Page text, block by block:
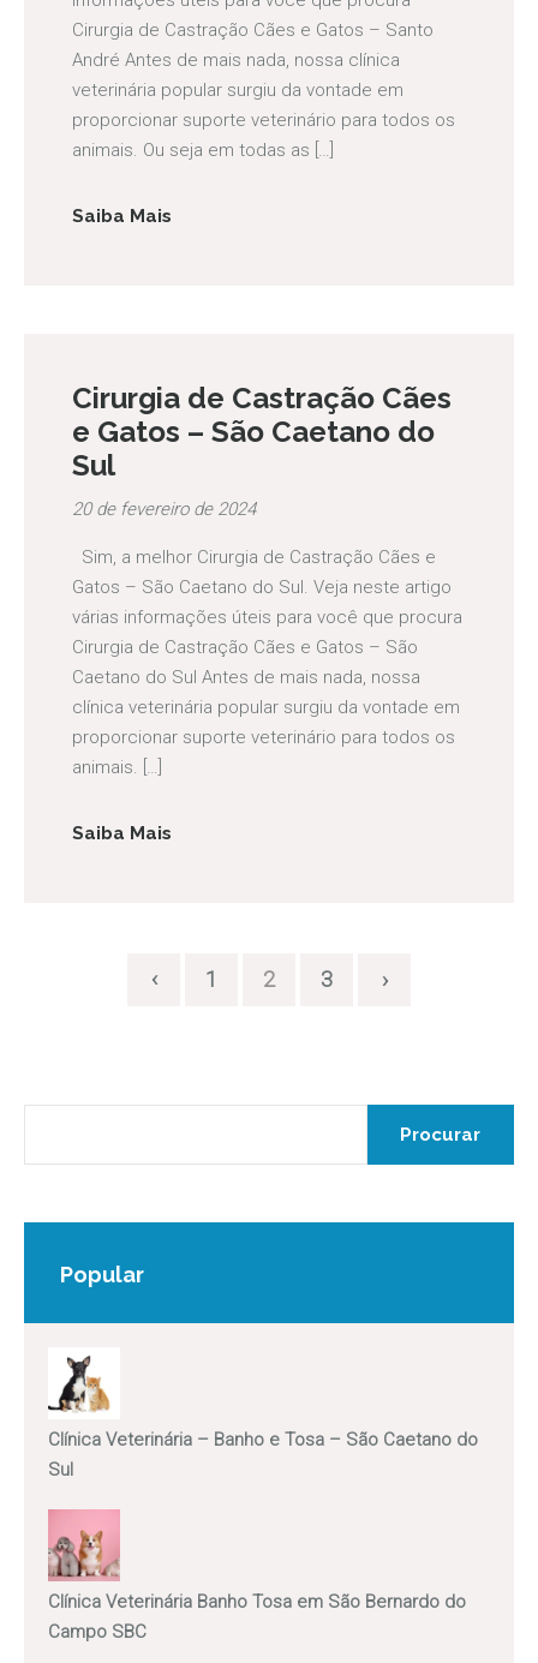
Cirurgia de Castração Cães e Gatos – Santo
André Antes de mais nada, nossa clínica
veterinária popular surgiu da vontade em
proporcionar suporte veterinário para todos os
animais. Ou seja em todas as […]
Saiba Mais
Cirurgia de Castração Cães
e Gatos – São Caetano do
Sul
20 de fevereiro de 2024
Sim, a melhor Cirurgia de Castração Cães e
Gatos – São Caetano do Sul. Veja neste artigo
várias informações úteis para você que procura
Cirurgia de Castração Cães e Gatos – São
Caetano do Sul Antes de mais nada, nossa
clínica veterinária popular surgiu da vontade em
proporcionar suporte veterinário para todos os
animais. […]
Saiba Mais
‹ 1 2 3 ›
Popular
Clínica Veterinária – Banho e Tosa – São Caetano do
Sul
Clínica Veterinária Banho Tosa em São Bernardo do
Campo SBC